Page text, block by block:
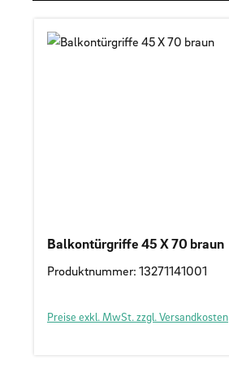
Balkontürgriffe 45 X 70 braun
Produktnummer: 13271141001
Preise exkl. MwSt. zzgl. Versandkosten